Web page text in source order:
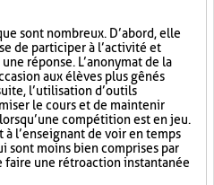
sont nombreux. D’abord, elle
de participer à l’activité et
réponse. L’anonymat de la
aux élèves plus gênés
l’utilisation d’outils
le cours et de maintenir
compétition est en jeu.
l’enseignant de voir en temps
sont moins bien comprises par
faire une rétroaction instantanée